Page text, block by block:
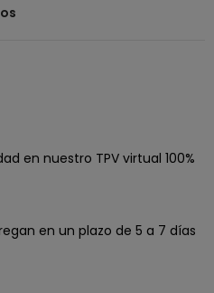
en nuestro TPV virtual 100%
en un plazo de 5 a 7 días